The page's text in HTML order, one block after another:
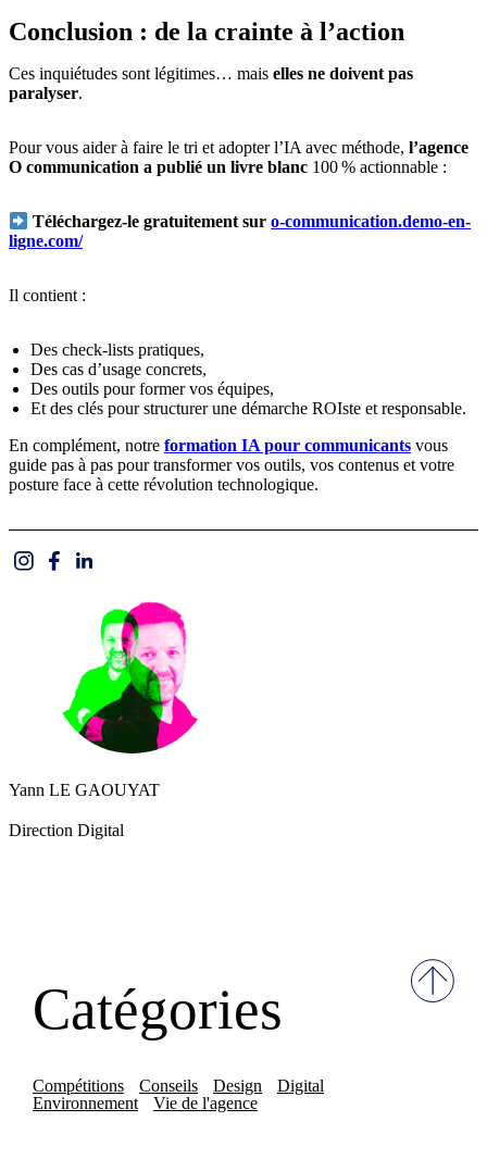
Conclusion : de la crainte à l’action
Ces inquiétudes sont légitimes… mais elles ne doivent pas
paralyser.
Pour vous aider à faire le tri et adopter l’IA avec méthode, l’agence
O communication a publié un livre blanc 100 % actionnable :
Téléchargez-le gratuitement suro-communication.demo-en-
ligne.com/
Il contient :
Des check-lists pratiques,
Des cas d’usage concrets,
Des outils pour former vos équipes,
Et des clés pour structurer une démarche ROIste et responsable.
En complément, notre formation IA pour communicants vous
guide pas à pas pour transformer vos outils, vos contenus et votre
posture face à cette révolution technologique.
Yann LE GAOUYAT
Direction Digital
Catégories
Compétitions Conseils Design
Digital
Environnement
Vie de l'agence